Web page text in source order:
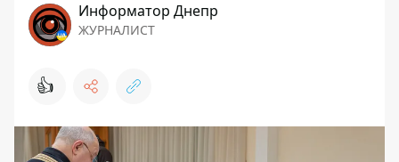
Информатор Днепр
ЖУРНАЛИСТ
👍